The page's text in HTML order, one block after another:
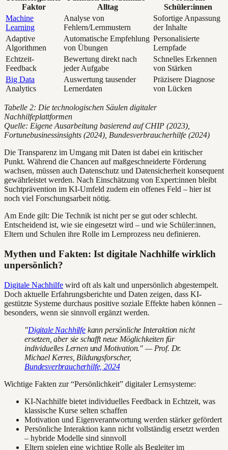
Faktor
Alltag
Schüler:innen
Machine
Learning
Analyse von
Fehlern/Lernmustern
Sofortige Anpassung
der Inhalte
Adaptive
Algorithmen
Automatische Empfehlung
von Übungen
Personalisierte
Lernpfade
Echtzeit-
Feedback
Bewertung direkt nach
jeder Aufgabe
Schnelles Erkennen
von Stärken
Big Data
Analytics
Auswertung tausender
Lernerdaten
Präzisere Diagnose
von Lücken
Tabelle 2: Die technologischen Säulen digitaler
Nachhilfeplattformen
Quelle: Eigene Ausarbeitung basierend auf CHIP (2023),
Fortunebusinessinsights (2024), Bundesverbraucherhilfe (2024)
Die Transparenz im Umgang mit Daten ist dabei ein kritischer
Punkt. Während die Chancen auf maßgeschneiderte Förderung
wachsen, müssen auch Datenschutz und Datensicherheit konsequent
gewährleistet werden. Nach Einschätzung von Expert:innen bleibt
Suchtprävention im KI-Umfeld zudem ein offenes Feld – hier ist
noch viel Forschungsarbeit nötig.
Am Ende gilt: Die Technik ist nicht per se gut oder schlecht.
Entscheidend ist, wie sie eingesetzt wird – und wie Schüler:innen,
Eltern und Schulen ihre Rolle im Lernprozess neu definieren.
Mythen und Fakten: Ist digitale Nachhilfe wirklich
unpersönlich?
Digitale Nachhilfe wird oft als kalt und unpersönlich abgestempelt.
Doch aktuelle Erfahrungsberichte und Daten zeigen, dass KI-
gestützte Systeme durchaus positive soziale Effekte haben können –
besonders, wenn sie sinnvoll ergänzt werden.
"Digitale Nachhilfekann persönliche Interaktion nicht
ersetzen, aber sie schafft neue Möglichkeiten für
individuelles Lernen und Motivation." — Prof. Dr.
Michael Kerres, Bildungsforscher,
Bundesverbraucherhilfe, 2024
Wichtige Fakten zur “Persönlichkeit” digitaler Lernsysteme:
KI-Nachhilfe bietet individuelles Feedback in Echtzeit, was
klassische Kurse selten schaffen
Motivation und Eigenverantwortung werden stärker gefördert
Persönliche Interaktion kann nicht vollständig ersetzt werden
– hybride Modelle sind sinnvoll
Eltern spielen eine wichtige Rolle als Begleiter im